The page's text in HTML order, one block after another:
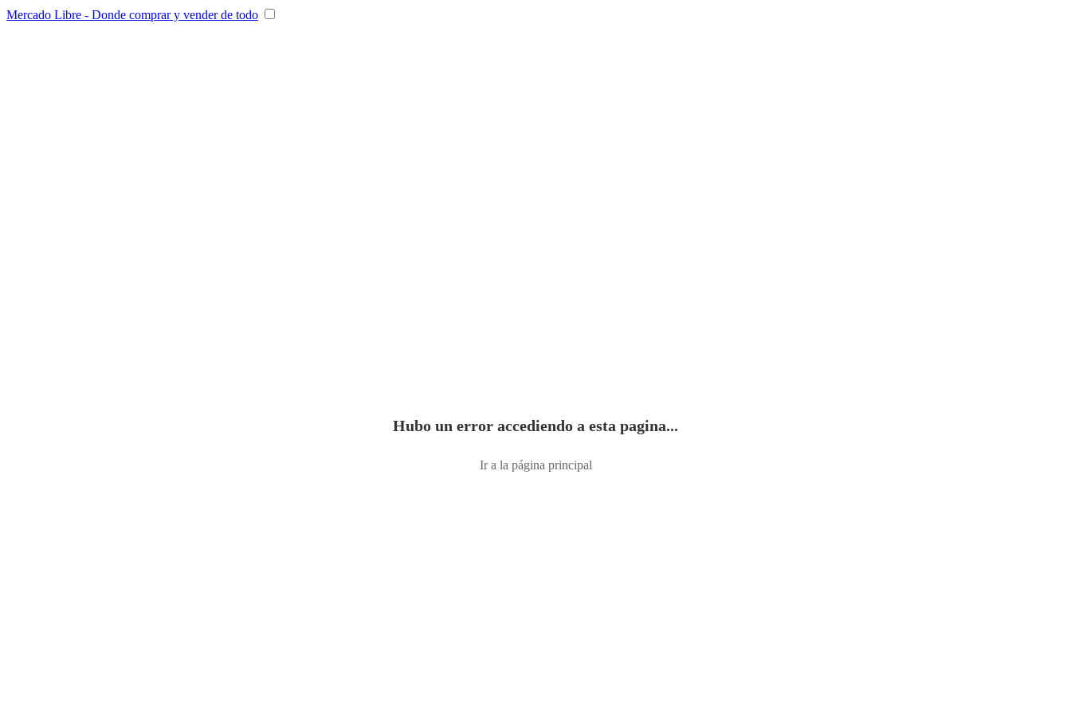
Mercado Libre - Donde comprar y vender de todo
Hubo un error accediendo a esta pagina...
Ir a la página principal